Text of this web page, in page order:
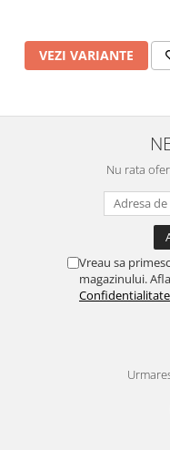
VEZI VARIANTE
Nu rata
Vreau sa
magazinului.
Confidentialitate